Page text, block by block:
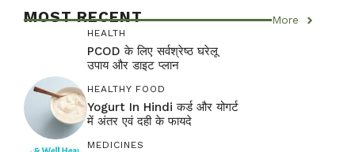
MOST RECENT More
HEALTH
PCOD के लिए सर्वश्रेष्ठ घरेलू
उपाय और डाइट प्लान
HEALTHY FOOD
Yogurt In Hindi कर्ड और योगर्ट
में अंतर एवं दही के फायदे
MEDICINES